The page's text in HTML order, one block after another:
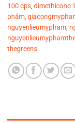
100 cps dimethicone
phảm
nguyenlieumypham
thegreens